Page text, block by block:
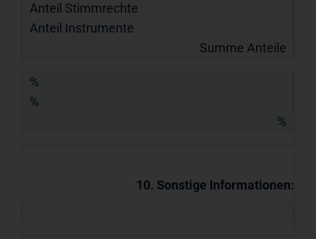
Anteil Stimmrechte
Anteil Instrumente
Summe Anteile
%
%
%
10. Sonstige Informationen: